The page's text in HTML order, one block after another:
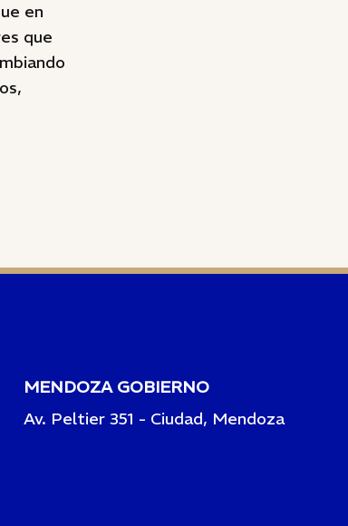
en
que
MENDOZA GOBIERNO
Av. Peltier 351 - Ciudad, Mendoza